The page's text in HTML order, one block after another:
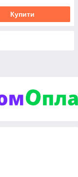
Купити